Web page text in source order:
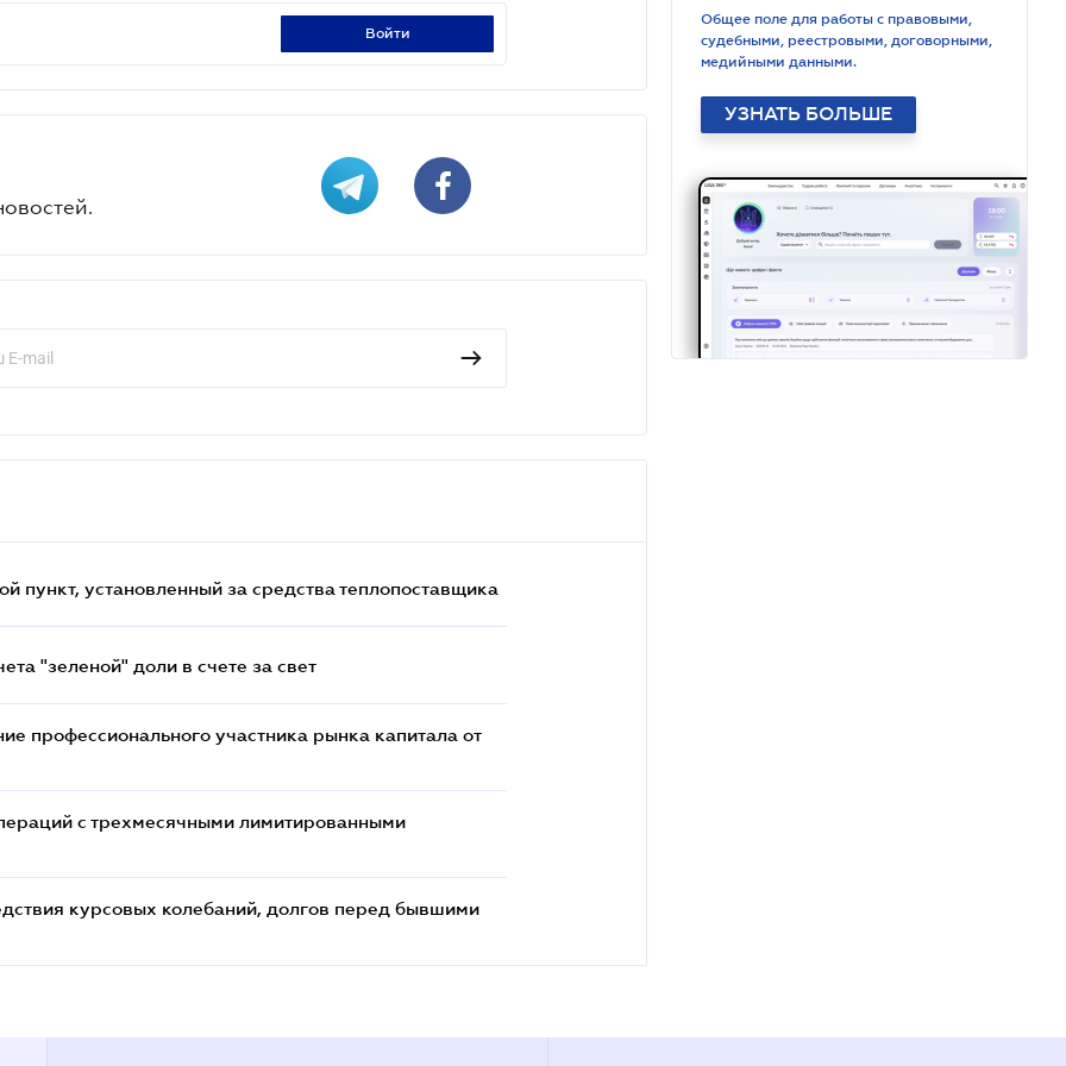
войти
пункт, установленный за средства теплопоставщика
"зеленой" доли в счете за свет
профессионального участника рынка капитала от
с трехмесячными лимитированными
курсовых колебаний, долгов перед бывшими
Общее поле для работы с правовыми,
судебными, реестровыми, договорными,
медийными данными.
УЗНАТЬ БОЛЬШЕ